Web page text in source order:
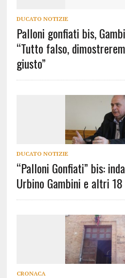
DUCATO NOTIZIE
Palloni gonfiati bis,
“Tutto falso,
giusto”
DUCATO NOTIZIE
“Palloni Gonfiati” bis:
Urbino Gambini e altri 18
CRONACA